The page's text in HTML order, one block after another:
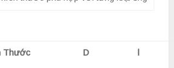
Thước D l